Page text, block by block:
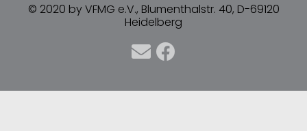
© 2020 by VFMG e.V., Blumenthalstr. 40, D-69120
Heidelberg